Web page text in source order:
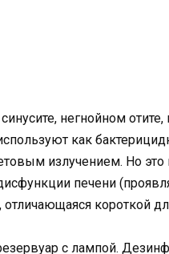
негнойном отите,
как
излучением. Но
печени
короткой
с лампой.